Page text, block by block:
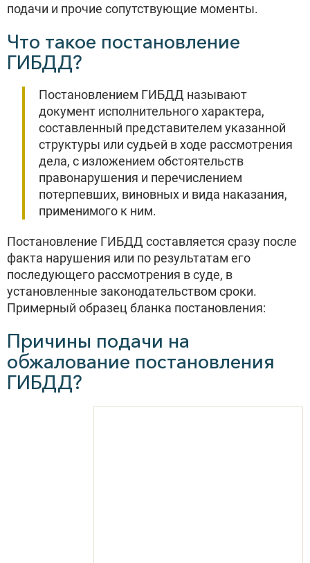
подачи и прочие сопутствующие моменты.
Что такое постановление
ГИБДД?
Постановлением ГИБДД называют
документ исполнительного характера,
составленный представителем указанной
структуры или судьей в ходе рассмотрения
дела, с изложением обстоятельств
правонарушения и перечислением
потерпевших, виновных и вида наказания,
применимого к ним.
Постановление ГИБДД составляется сразу после
факта нарушения или по результатам его
последующего рассмотрения в суде, в
установленные законодательством сроки.
Примерный образец бланка постановления:
Причины подачи на
обжалование постановления
ГИБДД?